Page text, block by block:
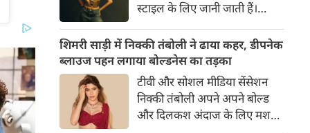
स्टाइल के लिए जानी जाती हैं।
एक बार फिर फैंस का दिल जीत
लिया है। पलक ने एक बेहद यूनीक
और स्टाइलिश गोल्डन कॉर्सेट टॉप में
अपनी कुछ तस्वीरें शेयर की है।
शिमरी साड़ी में निक्की तंबोली ने ढाया कहर, डीपनेक
ब्लाउज पहन लगाया बोल्डनेस का तड़का
टीवी और सोशल मीडिया सेंसेशन
निक्की तंबोली अपने अपने बोल्ड
और दिलकश अंदाज के लिए मशहूर